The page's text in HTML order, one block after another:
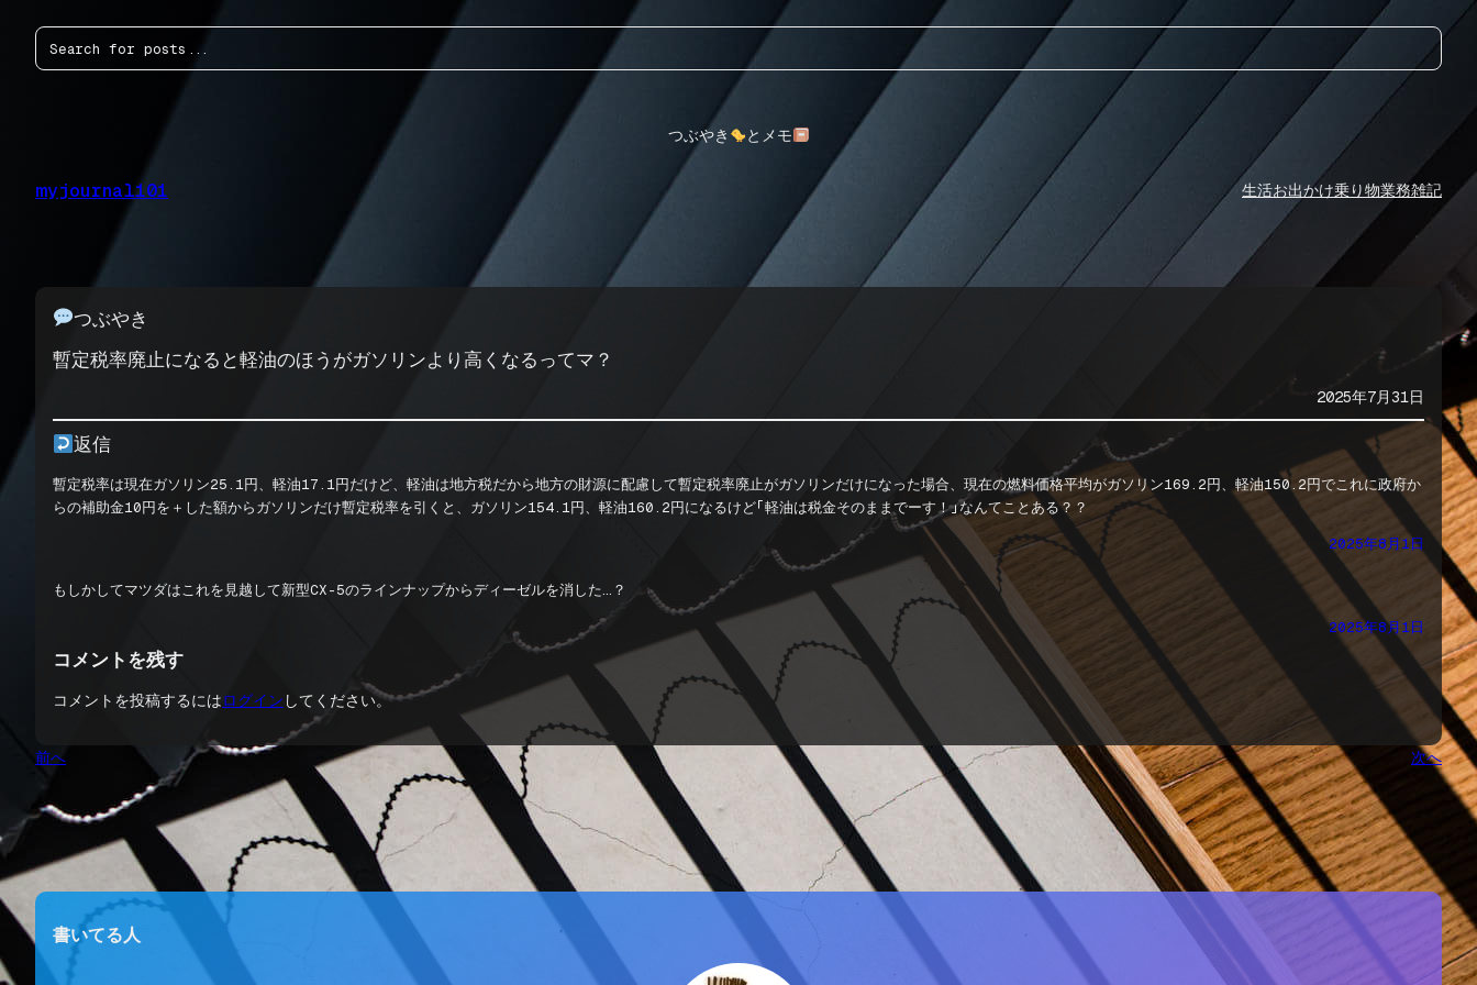
検
索
つぶやき とメモ
myjournal101 生活お出かけ乗り物業務雑記
つぶやき
暫定税率廃止になると軽油のほうがガソリンより高くなるってマ？
2025年7月31日
返信
暫定税率は現在ガソリン25.1円、軽油17.1円だけど、軽油は地方税だから地方の財源に配慮して暫定税率廃止がガソリンだけになった場合、現在の燃料価格平均がガソリン169.2円、軽油150.2円でこれに政府か
らの補助金10円を＋した額からガソリンだけ暫定税率を引くと、ガソリン154.1円、軽油160.2円になるけど「軽油は税金そのままでーす！」なんてことある？？
2025年8月1日
もしかしてマツダはこれを見越して新型CX-5のラインナップからディーゼルを消した…？
2025年8月1日
コメントを残す
コメントを投稿するにはログイン してください。
前へ 次へ
書いてる人